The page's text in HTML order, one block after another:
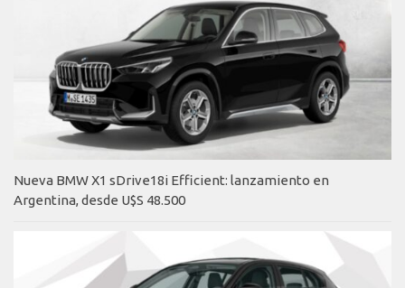
Nueva BMW X1 sDrive18i Efficient: lanzamiento en
Argentina, desde U$S 48.500